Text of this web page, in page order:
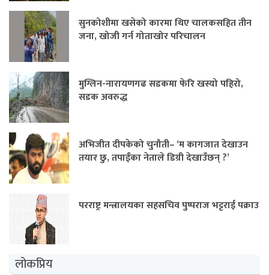
सुनकोशीमा खसेको कारमा थिए चालकसहित तीन
जना, खोजी गर्न गोताखोर परिचालन
मुग्लिन-नारायणगढ सडकमा फेरि खस्यो पहिरो,
सडक अवरुद्ध
अभिजीत दीपकेको चुनौती– ‘म कागजात देखाउन
तयार छु, तपाईंका नेताले डिग्री देखाउँछन् ?’
परराष्ट्र मन्त्रालयका सहसचिव पुष्पराज भट्टराई पक्राउ
लोकप्रिय